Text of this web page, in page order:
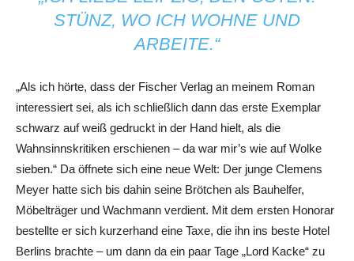
STÜNZ, WO ICH WOHNE UND
ARBEITE.“
„Als ich hörte, dass der Fischer Verlag an meinem Roman
interessiert sei, als ich schließlich dann das erste Exemplar
schwarz auf weiß gedruckt in der Hand hielt, als die
Wahnsinnskritiken erschienen – da war mir’s wie auf Wolke
sieben.“ Da öffnete sich eine neue Welt: Der junge Clemens
Meyer hatte sich bis dahin seine Brötchen als Bauhelfer,
Möbelträger und Wachmann verdient. Mit dem ersten Honorar
bestellte er sich kurzerhand eine Taxe, die ihn ins beste Hotel
Berlins brachte – um dann da ein paar Tage „Lord Kacke“ zu